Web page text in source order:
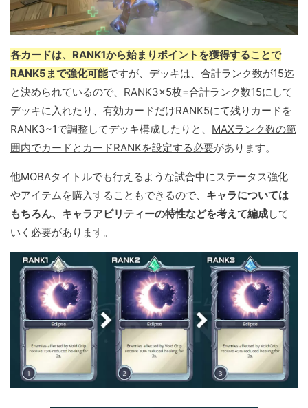
各カードは、RANK1から始まりポイントを獲得することで
RANK5まで強化可能ですが、デッキは、合計ランク数が15迄
と決められているので、RANK3×5枚=合計ランク数15にして
デッキに入れたり、有効カードだけRANK5にて残りカードを
RANK3~1で調整してデッキ構成したりと、 MAXランク数の範
囲内でカードとカードRANKを設定する必要があります。
他MOBAタイトルでも行えるような試合中にステータス強化
やアイテムを購入することもできるので、 キャラについては
もちろん、キャラアビリティーの特性などを考えて編成して
いく必要があります。